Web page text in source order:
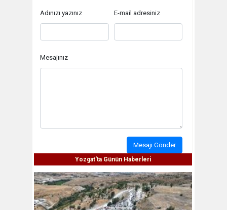
Adınızı yazınız E-mail adresiniz
Mesajınız
Mesajı Gönder
Yozgat'ta Günün Haberleri